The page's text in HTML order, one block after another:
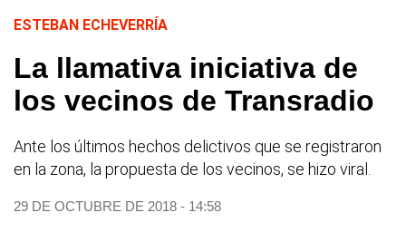
ESTEBAN ECHEVERRÍA
La llamativa iniciativa de
los vecinos de Transradio
Ante los últimos hechos delictivos que se registraron
en la zona, la propuesta de los vecinos, se hizo viral.
29 DE OCTUBRE DE 2018 - 14:58